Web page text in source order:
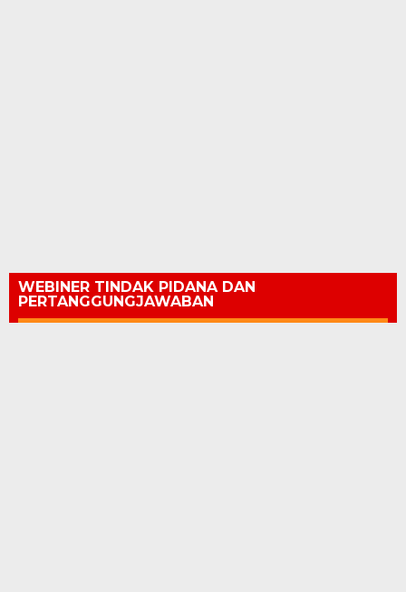
WEBINER TINDAK PIDANA DAN
PERTANGGUNGJAWABAN